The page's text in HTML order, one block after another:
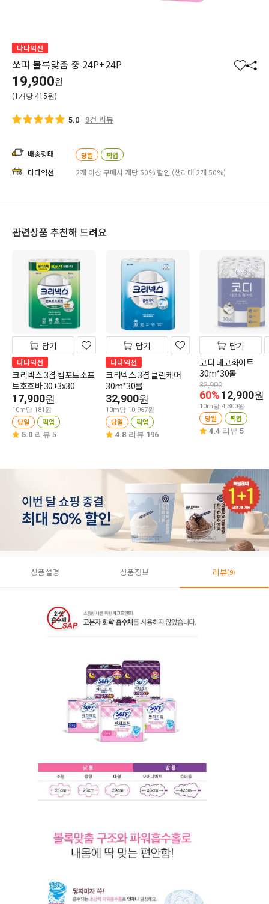
다다익선
쏘피 볼록맞춤 중 24P+24P
찜 공
19,900원
(1개당 415원)
5.0 9건 리뷰
배송형태 당일 픽업
다다익선 2개 이상 구매시 개당 50% 할인 (생리대 2개 50%)
관련상품 추천해 드려요
담기
다다익선
크리넥스 3겹 컴포트소프
트호호바 30+3x30
17,900원
10m당 181원
당일 픽업
5.0 리뷰 5
담기
다다익선
크리넥스 3겹 클린케어
30m*30롤
32,900원
10m당 10,967원
당일 픽업
4.8 리뷰 196
담기
코디 데코화이트
30m*30롤
32,900
60%12,900원
10m당 4,300원
당일 픽업
4.4 리뷰 5
상품설명 상품정보 리뷰(9)